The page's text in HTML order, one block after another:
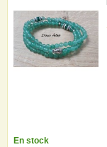
En stock